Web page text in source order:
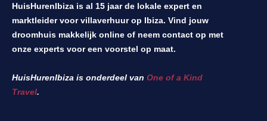
HuisHurenIbiza is al 15 jaar de lokale expert en
marktleider voor villaverhuur op Ibiza. Vind jouw
droomhuis makkelijk online of neem contact op met
onze experts voor een voorstel op maat.
HuisHurenIbiza is onderdeel van One of a Kind
Travel.